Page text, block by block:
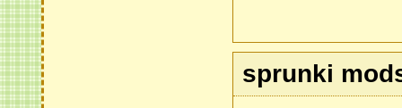
sprunki